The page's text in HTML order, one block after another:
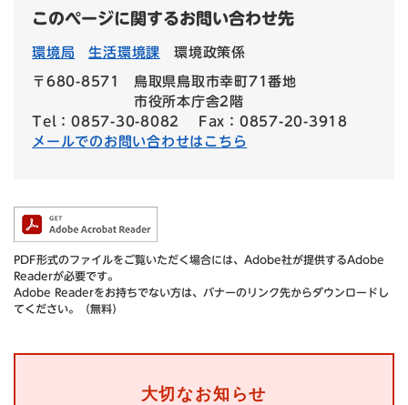
このページに関するお問い合わせ先
環境局 生活環境課 環境政策係
〒680-8571
鳥取県鳥取市幸町71番地
市役所本庁舎2階
Tel：0857-30-8082
Fax：0857-20-3918
メールでのお問い合わせはこちら
PDF形式のファイルをご覧いただく場合には、Adobe社が提供するAdobe
Readerが必要です。
Adobe Readerをお持ちでない方は、バナーのリンク先からダウンロードし
てください。（無料）
大切なお知らせ